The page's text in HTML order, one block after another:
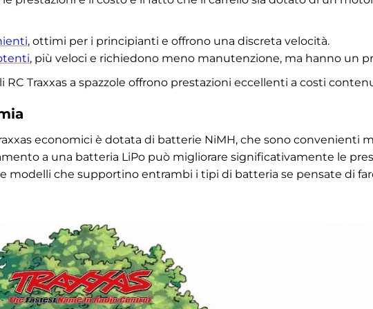
, ottimi per i principianti e offrono una discreta velocità.
, più veloci e richiedono meno manutenzione, ma hanno un
RC Traxxas a spazzole offrono prestazioni eccellenti a costi
economici è dotata di batterie NiMH, che sono convenienti
a una batteria LiPo può migliorare significativamente le
modelli che supportino entrambi i tipi di batteria se pensate di